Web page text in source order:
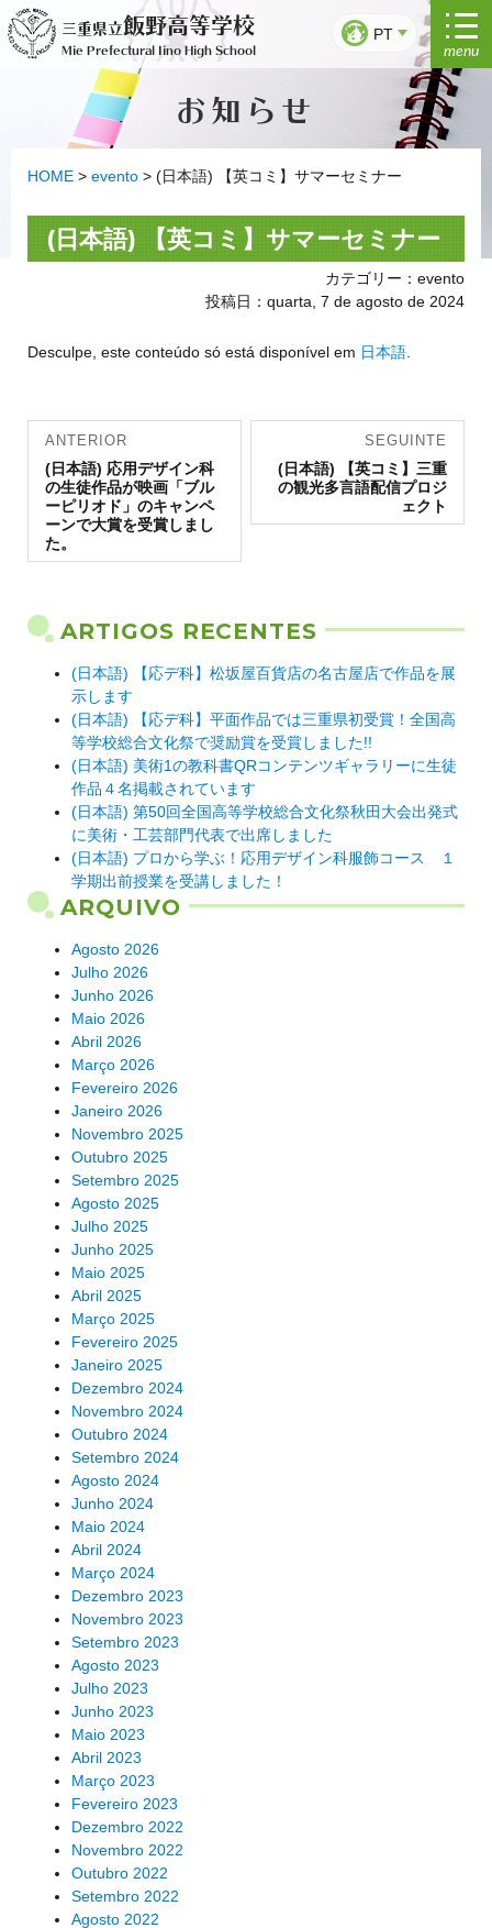
Saltar
para
三重県立飯野高等学校
Mie Prefectural Iino High School
PT
menu
お知らせ
HOME > evento > (日本語) 【英コミ】サマーセミナー
(日本語) 【英コミ】サマーセミナー
カテゴリー：evento
投稿日：quarta, 7 de agosto de 2024
Desculpe, este conteúdo só está disponível em 日本語
Navegação
de artigos
ANTERIOR
Artigo
anterior:
(日本語) 応用デザイン科
の生徒作品が映画「ブル
ーピリオド」のキャンペ
ーンで大賞を受賞しまし
た。
SEGUINTE
Artigo
seguinte:
(日本語) 【英コミ】三重
の観光多言語配信プロジ
ェクト
ARTIGOS RECENTES
(日本語) 【応デ科】松坂屋百貨店の名古屋店で作品を展
示します
(日本語) 【応デ科】平面作品では三重県初受賞！全国高
等学校総合文化祭で奨励賞を受賞しました!!
(日本語) 美術1の教科書QRコンテンツギャラリーに生徒
作品４名掲載されています
(日本語) 第50回全国高等学校総合文化祭秋田大会出発式
に美術・工芸部門代表で出席しました
(日本語) プロから学ぶ！応用デザイン科服飾コース １
学期出前授業を受講しました！
ARQUIVO
Agosto 2026
Julho 2026
Junho 2026
Maio 2026
Abril 2026
Março 2026
Fevereiro 2026
Janeiro 2026
Novembro 2025
Outubro 2025
Setembro 2025
Agosto 2025
Julho 2025
Junho 2025
Maio 2025
Abril 2025
Março 2025
Fevereiro 2025
Janeiro 2025
Dezembro 2024
Novembro 2024
Outubro 2024
Setembro 2024
Agosto 2024
Junho 2024
Maio 2024
Abril 2024
Março 2024
Dezembro 2023
Novembro 2023
Setembro 2023
Agosto 2023
Julho 2023
Junho 2023
Maio 2023
Abril 2023
Março 2023
Fevereiro 2023
Dezembro 2022
Novembro 2022
Outubro 2022
Setembro 2022
Agosto 2022